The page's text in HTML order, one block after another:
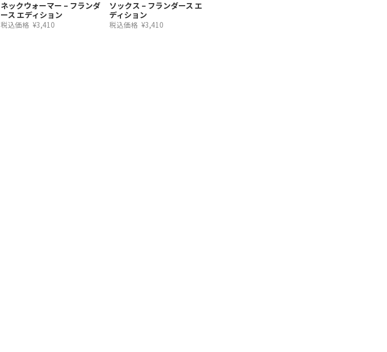
ネックウォーマー – フランダ
ース エディション
税込価格 ¥3,410
ソックス – フランダース エ
ディション
税込価格 ¥3,410